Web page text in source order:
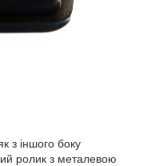
з іншого боку
ролик з металевою